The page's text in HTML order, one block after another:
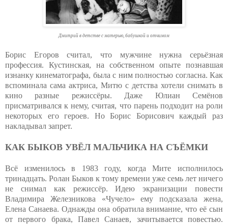
Дмитрий в детстве с матерью, бабушкой и отчимом
Борис Егоров считал, что мужчине нужна серьёзная
профессия. Кустинская, на собственном опыте познавшая
изнанку кинематографа, была с ним полностью согласна. Как
вспоминала сама актриса, Митю с детства хотели снимать в
кино разные режиссёры. Даже Юлиан Семёнов
присматривался к нему, считая, что парень подходит на роли
некоторых его героев. Но Борис Борисович каждый раз
накладывал запрет.
КАК БЫКОВ УВЁЛ МАЛЬЧИКА НА СЪЁМКИ
Всё изменилось в 1983 году, когда Мите исполнилось
тринадцать. Ролан Быков к тому времени уже семь лет ничего
не снимал как режиссёр. Идею экранизации повести
Владимира Железникова «Чучело» ему подсказала жена,
Елена Санаева. Однажды она обратила внимание, что её сын
от первого брака, Павел Санаев, зачитывается повестью.